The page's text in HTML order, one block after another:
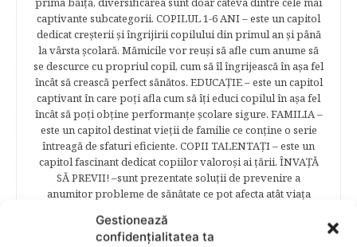
Gestionează
confidențialitatea ta
captivante subcategorii. COPILUL 1-6 ANI – este un capitol
dedicat creşterii şi îngrijirii copilului din primul an şi până
la vârsta şcolară. Mămicile vor reuşi să afle cum anume să
se descurce cu propriul copil, cum să îl îngrijească în aşa fel
încât să crească perfect sănătos. EDUCAŢIE – este un capitol
captivant în care poţi afla cum să îţi educi copilul în aşa fel
încât să poţi obţine performanţe şcolare sigure. FAMILIA –
este un capitol destinat vieţii de familie ce conţine o serie
întreagă de sfaturi eficiente. COPII TALENTAŢI – este un
capitol fascinant dedicat copiilor valoroși ai țării. ÎNVAŢĂ
SĂ PREVII! –sunt prezentate soluţii de prevenire a
anumitor probleme de sănătate ce pot afecta atât viaţa